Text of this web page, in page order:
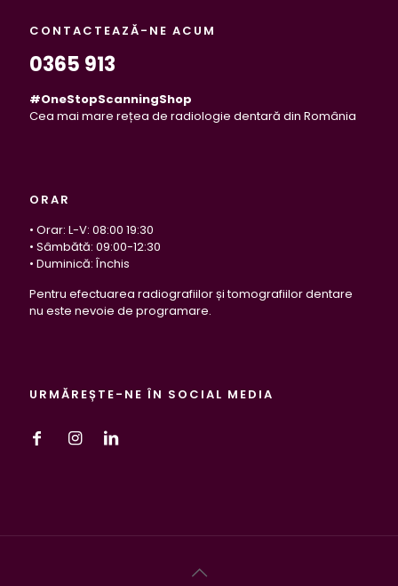
CONTACTEAZĂ-NE ACUM
0365 913
#OneStopScanningShop
Cea mai mare rețea de radiologie dentară din România
ORAR
• Orar: L-V: 08:00 19:30
• Sâmbătă: 09:00-12:30
• Duminică: Închis
Pentru efectuarea radiografiilor și tomografiilor dentare
nu este nevoie de programare.
URMĂREȘTE-NE ÎN SOCIAL MEDIA